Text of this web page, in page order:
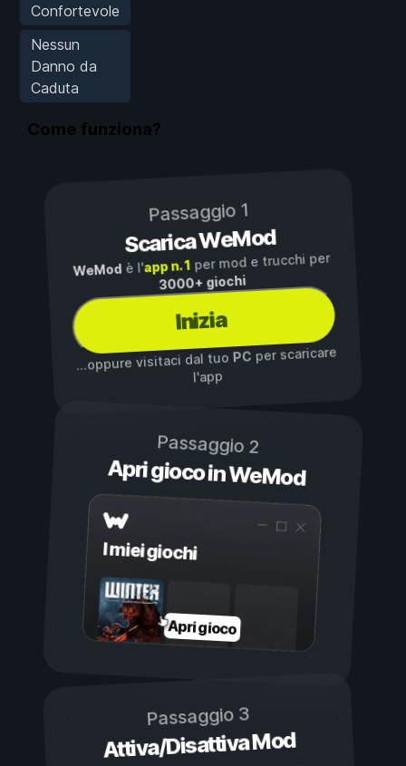
Confortevole
Nessun
Danno da
Caduta
Come funziona?
Passaggio 1
Scarica WeMod
WeMod è l'app n. 1per mod e trucchi per
3000+ giochi
Inizia
...oppure visitaci dal tuoPC per scaricare
l'app
Passaggio 2
Apri gioco in WeMod
I miei giochi
Apri gioco
Passaggio 3
Attiva/Disattiva Mod